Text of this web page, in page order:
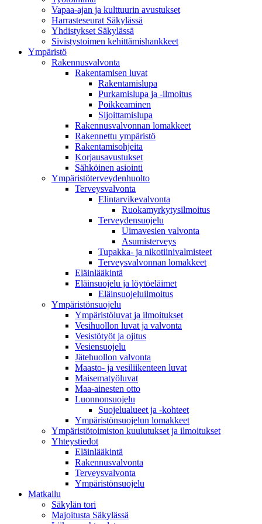
Vapaa-ajan ja kulttuurin avustukset
Harrasteseurat Säkylässä
Yhdistykset Säkylässä
Sivistystoimen kehittämishankkeet
Ympä­ristö
Rakennusvalvonta
Rakentamisen luvat
Rakentamislupa
Purkamislupa ja -ilmoitus
Poikkeaminen
Sijoittamislupa
Rakennusvalvonnan lomakkeet
Rakennettu ympäristö
Rakentamisohjeita
Korjausavustukset
Sähköinen asiointi
Ympäristöterveydenhuolto
Terveysvalvonta
Elintarvikevalvonta
Ruokamyrkytysilmoitus
Terveydensuojelu
Uimavesien valvonta
Asumisterveys
Tupakka- ja nikotiinivalmisteet
Terveysvalvonnan lomakkeet
Eläinlääkintä
Eläinsuojelu ja löytöeläimet
Eläinsuojeluilmoitus
Ympäristönsuojelu
Ympäristöluvat ja ilmoitukset
Vesihuollon luvat ja valvonta
Vesistötyöt ja ojitus
Vesiensuojelu
Jätehuollon valvonta
Maasto- ja vesiliikenteen luvat
Maisematyöluvat
Maa-ainesten otto
Luonnonsuojelu
Suojelualueet ja -kohteet
Ympäristönsuojelun lomakkeet
Ympäristötoimiston kuulutukset ja ilmoitukset
Yhteystiedot
Eläinlääkintä
Rakennusvalvonta
Terveysvalvonta
Ympäristönsuojelu
Mat­kailu
Säkylän tori
Majoitusta Säkylässä